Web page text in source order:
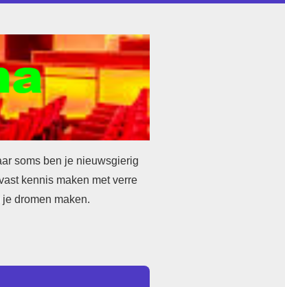
soms ben je nieuwsgierig
kennis maken met verre
dromen maken.